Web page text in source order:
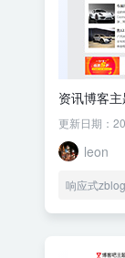
资讯博客
更新日期：
leon
响应式